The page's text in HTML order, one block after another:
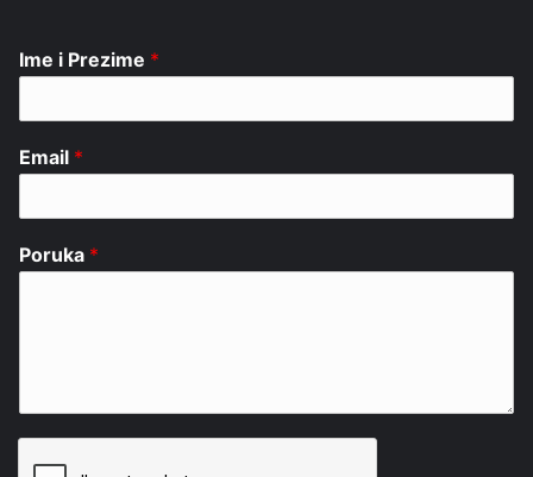
Ime i Prezime *
Email *
Poruka *